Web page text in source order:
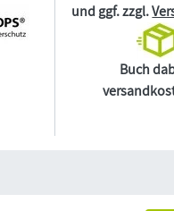
und ggf. zzgl.
Buch